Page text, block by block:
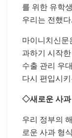
를 위한 유학
우리는 전했다.
마이니치신문
과하기 시작
수출 관리 우
다시 편입시
◇새로운 사과
우리 정부의
로운 사과 형